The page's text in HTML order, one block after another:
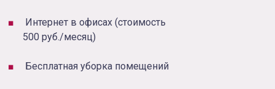
Интернет в офисах (стоимость
500 руб./месяц)
Бесплатная уборка помещений